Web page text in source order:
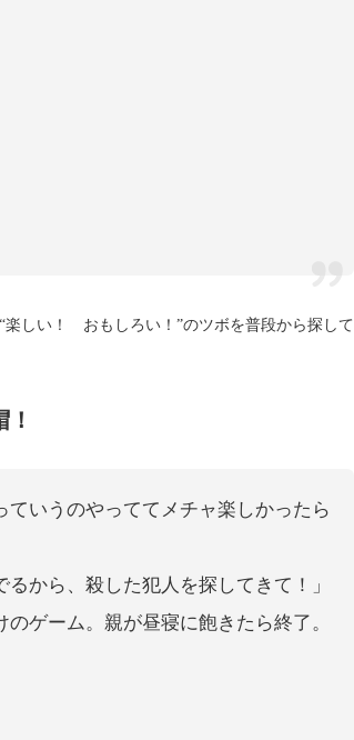
楽しい！ おもしろい！”のツボを普段から探して
いうのやっててメチャ楽しかったら
から、殺した犯人を探してきて！」
ゲーム。親が昼寝に飽きたら終了。